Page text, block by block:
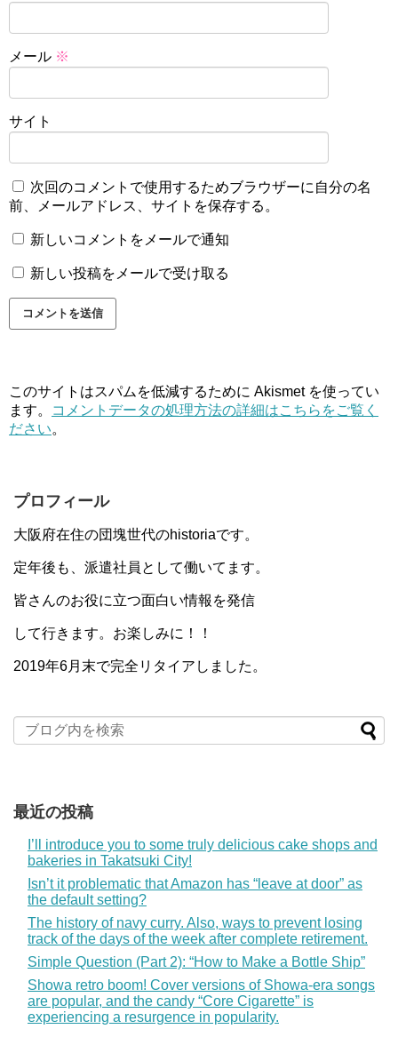
メール ※
サイト
次回のコメントで使用するためブラウザーに自分の名
前、メールアドレス、サイトを保存する。
新しいコメントをメールで通知
新しい投稿をメールで受け取る
このサイトはスパムを低減するために Akismet を使ってい
ます。
コメントデータの処理方法の詳細はこちらをご覧く
ださい。
プロフィール
大阪府在住の団塊世代のhistoriaです。
定年後も、派遣社員として働いてます。
皆さんのお役に立つ面白い情報を発信
して行きます。お楽しみに！！
2019年6月末で完全リタイアしました。
最近の投稿
I’ll introduce you to some truly delicious cake shops and
bakeries in Takatsuki City!
Isn’t it problematic that Amazon has “leave at door” as
the default setting?
The history of navy curry. Also, ways to prevent losing
track of the days of the week after complete retirement.
Simple Question (Part 2): “How to Make a Bottle Ship”
Showa retro boom! Cover versions of Showa-era songs
are popular, and the candy “Core Cigarette” is
experiencing a resurgence in popularity.